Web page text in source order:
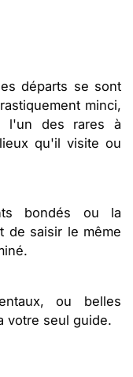
départs se sont
minci,
l'un des rares à
qu'il visite ou
bondés ou la
de saisir le même
ou belles
votre seul guide.